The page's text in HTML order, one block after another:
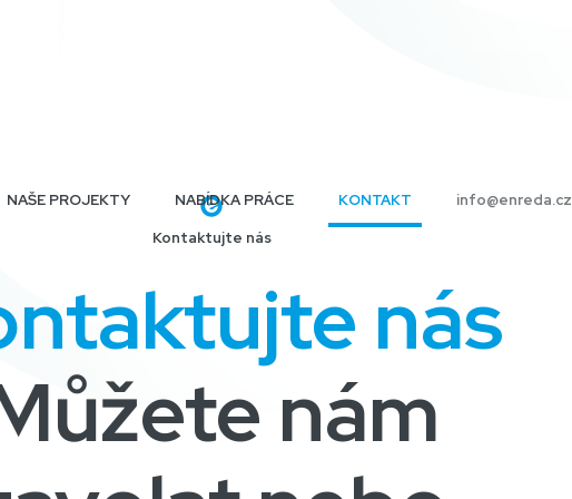
NAŠE PROJEKTY NABÍDKA PRÁCE KONTAKT info@enreda.cz
Kontaktujte nás
nás
nám